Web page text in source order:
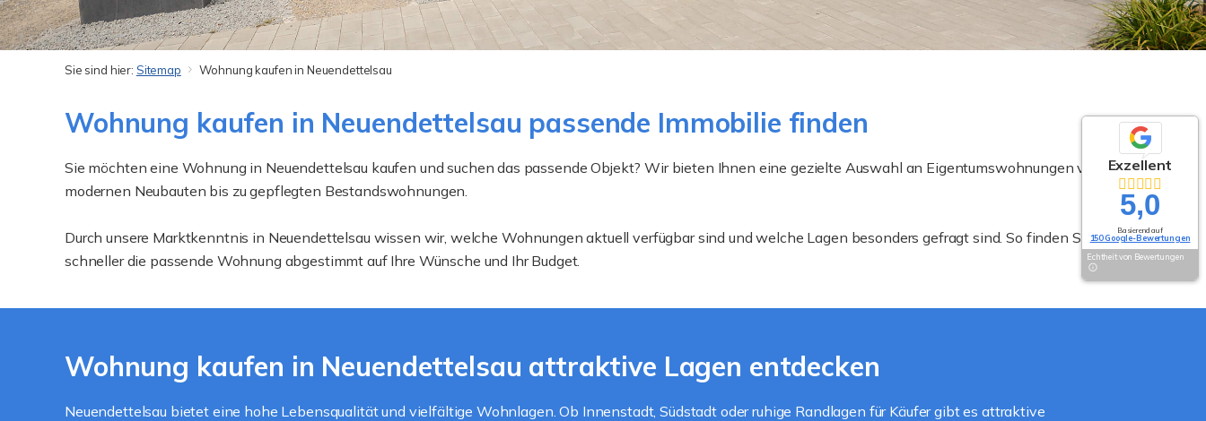
Sie sind hier: Sitemap Wohnung kaufen in Neuendettelsau
Wohnung kaufen in Neuendettelsau passende Immobilie finden
Sie möchten eine Wohnung in Neuendettelsau kaufen und suchen das passende Objekt? Wir bieten Ihnen eine gezielte Auswahl an Eigentumswohnungen von
modernen Neubauten bis zu gepflegten Bestandswohnungen.
Durch unsere Marktkenntnis in Neuendettelsau wissen wir, welche Wohnungen aktuell verfügbar sind und welche Lagen besonders gefragt sind. So finden Sie
schneller die passende Wohnung abgestimmt auf Ihre Wünsche und Ihr Budget.
Wohnung kaufen in Neuendettelsau attraktive Lagen entdecken
Neuendettelsau bietet eine hohe Lebensqualität und vielfältige Wohnlagen. Ob Innenstadt, Südstadt oder ruhige Randlagen für Käufer gibt es attraktive
Exzellent
5,0
Basierend auf
150 Google-Bewertungen
Echtheit von Bewertungen